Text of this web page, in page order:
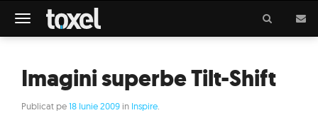
Meniu
Imagini superbe Tilt-Shift
Publicat pe18 Iunie 2009 in Inspire